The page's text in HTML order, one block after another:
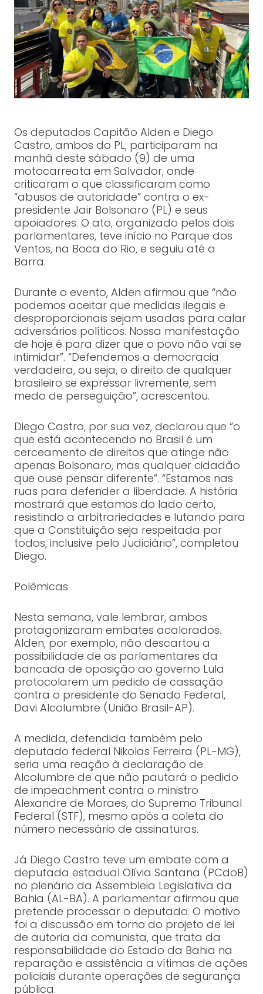
Os deputados Capitão Alden e Diego
Castro, ambos do PL, participaram na
manhã deste sábado (9) de uma
motocarreata em Salvador, onde
criticaram o que classificaram como
“abusos de autoridade” contra o ex-
presidente Jair Bolsonaro (PL) e seus
apoiadores. O ato, organizado pelos dois
parlamentares, teve início no Parque dos
Ventos, na Boca do Rio, e seguiu até a
Barra.
Durante o evento, Alden afirmou que “não
podemos aceitar que medidas ilegais e
desproporcionais sejam usadas para calar
adversários políticos. Nossa manifestação
de hoje é para dizer que o povo não vai se
intimidar”. “Defendemos a democracia
verdadeira, ou seja, o direito de qualquer
brasileiro se expressar livremente, sem
medo de perseguição”, acrescentou.
Diego Castro, por sua vez, declarou que “o
que está acontecendo no Brasil é um
cerceamento de direitos que atinge não
apenas Bolsonaro, mas qualquer cidadão
que ouse pensar diferente”. “Estamos nas
ruas para defender a liberdade. A história
mostrará que estamos do lado certo,
resistindo a arbitrariedades e lutando para
que a Constituição seja respeitada por
todos, inclusive pelo Judiciário”, completou
Diego.
Polêmicas
Nesta semana, vale lembrar, ambos
protagonizaram embates acalorados.
Alden, por exemplo, não descartou a
possibilidade de os parlamentares da
bancada de oposição ao governo Lula
protocolarem um pedido de cassação
contra o presidente do Senado Federal,
Davi Alcolumbre (União Brasil-AP).
A medida, defendida também pelo
deputado federal Nikolas Ferreira (PL-MG),
seria uma reação à declaração de
Alcolumbre de que não pautará o pedido
de impeachment contra o ministro
Alexandre de Moraes, do Supremo Tribunal
Federal (STF), mesmo após a coleta do
número necessário de assinaturas.
Já Diego Castro teve um embate com a
deputada estadual Olívia Santana (PCdoB)
no plenário da Assembleia Legislativa da
Bahia (AL-BA). A parlamentar afirmou que
pretende processar o deputado. O motivo
foi a discussão em torno do projeto de lei
de autoria da comunista, que trata da
responsabilidade do Estado da Bahia na
reparação e assistência a vítimas de ações
policiais durante operações de segurança
pública.